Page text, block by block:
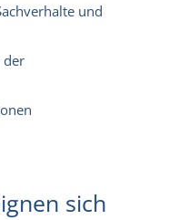
und
der
sich